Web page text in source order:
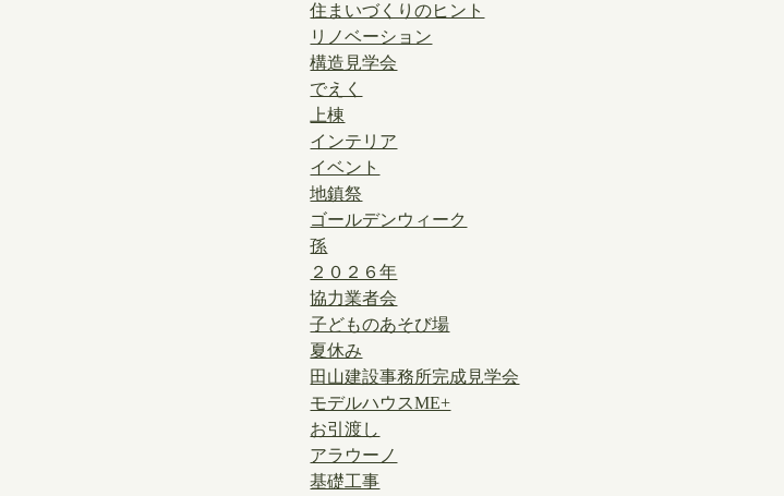
住まいづくりのヒント
リノベーション
構造見学会
でえく
上棟
インテリア
イベント
地鎮祭
ゴールデンウィーク
孫
２０２６年
協力業者会
子どものあそび場
夏休み
田山建設事務所完成見学会
モデルハウスME+
お引渡し
アラウーノ
基礎工事